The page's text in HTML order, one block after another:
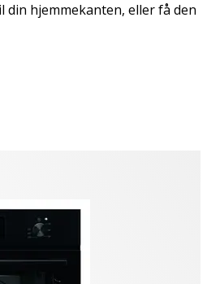
din hjemmekanten, eller få den